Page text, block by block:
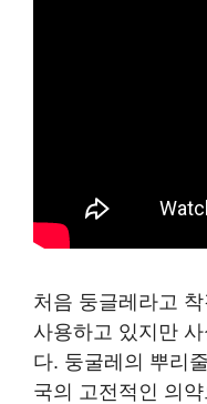
처음 둥글레라고
사용하고 있지만 사
다. 둥굴레의 뿌리
국의 고전적인 의